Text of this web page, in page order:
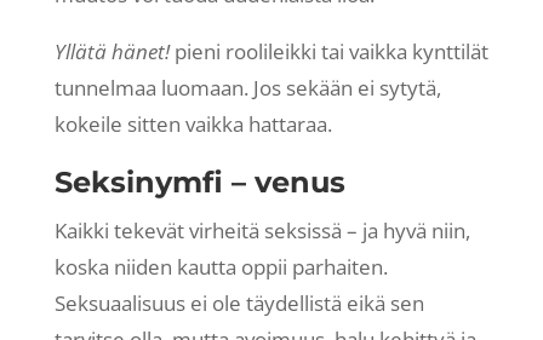
Yllätä hänet!pieni roolileikki tai vaikka kynttilät
tunnelmaa luomaan. Jos sekään ei sytytä,
kokeile sitten vaikka hattaraa.
Seksinymfi – venus
Kaikki tekevät virheitä seksissä – ja hyvä niin,
koska niiden kautta oppii parhaiten.
Seksuaalisuus ei ole täydellistä eikä sen